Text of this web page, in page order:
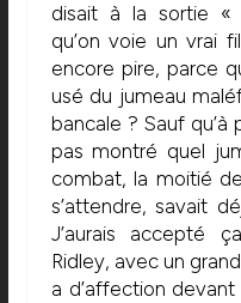
disait à la sortie «
qu’on voie un vrai
encore pire, parce
usé du jumeau
bancale ? Sauf qu’à
pas montré quel
combat, la moitié
s’attendre, savait
J’aurais accepté
Ridley, avec un
a d’affection devant